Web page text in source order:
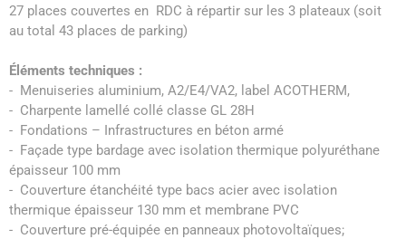
27 places couvertes en RDC à répartir sur les 3 plateaux (soit
au total 43 places de parking)
Éléments techniques :
- Menuiseries aluminium, A2/E4/VA2, label ACOTHERM,
- Charpente lamellé collé classe GL 28H
- Fondations – Infrastructures en béton armé
- Façade type bardage avec isolation thermique polyuréthane
épaisseur 100 mm
- Couverture étanchéité type bacs acier avec isolation
thermique épaisseur 130 mm et membrane PVC
- Couverture pré-équipée en panneaux photovoltaïques;